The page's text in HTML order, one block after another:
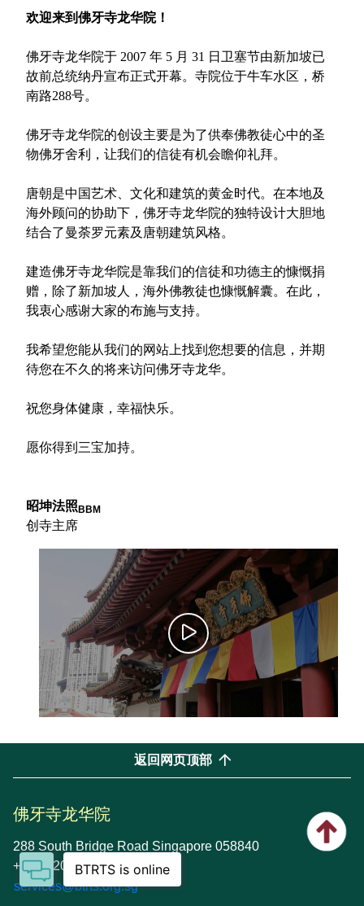
欢迎来到佛牙寺龙华院！
佛牙寺龙华院于 2007 年 5 月 31 日卫塞节由新加坡已
故前总统纳丹宣布正式开幕。寺院位于牛车水区，桥
南路288号。
佛牙寺龙华院的创设主要是为了供奉佛教徒心中的圣
物佛牙舍利，让我们的信徒有机会瞻仰礼拜。
唐朝是中国艺术、文化和建筑的黄金时代。在本地及
海外顾问的协助下，佛牙寺龙华院的独特设计大胆地
结合了曼荼罗元素及唐朝建筑风格。
建造佛牙寺龙华院是靠我们的信徒和功德主的慷慨捐
赠，除了新加坡人，海外佛教徒也慷慨解囊。在此，
我衷心感谢大家的布施与支持。
我希望您能从我们的网站上找到您想要的信息，并期
待您在不久的将来访问佛牙寺龙华。
祝您身体健康，幸福快乐。
愿你得到三宝加持。
昭坤法照 BBM
创寺主席
返回网页顶部
佛牙寺龙华院
288 South Bridge Road Singapore 058840
+65 6220 0220
services@btrts.org.sg